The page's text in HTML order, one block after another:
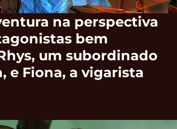
na perspectiva
bem
um subordinado
e Fiona, a vigarista